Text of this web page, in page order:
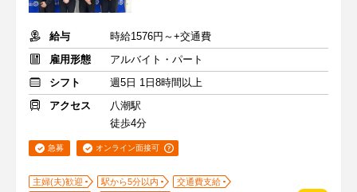
給与
時給1576円～+交通費
雇用形態
アルバイト・パート
シフト
週5日 1日8時間以上
アクセス
八潮駅
徒歩4分
急募 オンライン面接可
主婦(夫)歓迎 駅から5分以内
交通費支給